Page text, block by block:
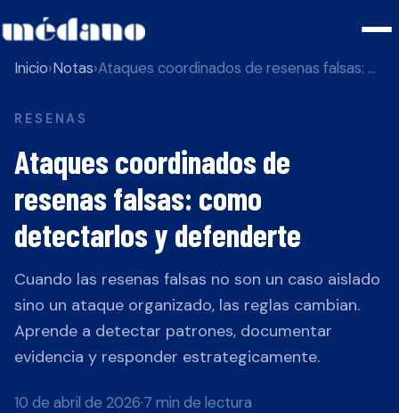
Inicio›Notas› Ataques coordinados de resenas falsas: como detectarlos y defenderte
RESENAS
Ataques coordinados de
resenas falsas: como
detectarlos y defenderte
Cuando las resenas falsas no son un caso aislado
sino un ataque organizado, las reglas cambian.
Aprende a detectar patrones, documentar
evidencia y responder estrategicamente.
10 de abril de 2026·7 min de lectura